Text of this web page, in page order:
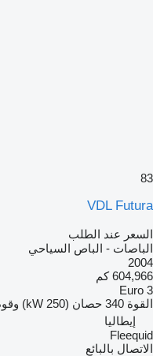
83
VDL Futura
السعر عند الطلب
الباصات - الباص السياحي
2004
604,966 كم
Euro 3
القوة 340 حصان (250 kW)
إيطاليا
Fleequid
الاتصال بالبائع